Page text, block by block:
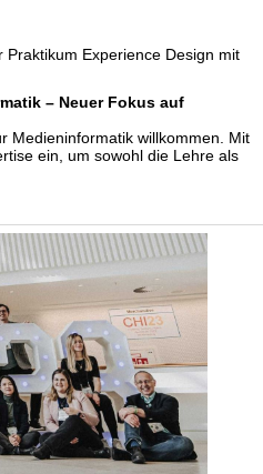
Experience Design mit
– Neuer Fokus auf
Medieninformatik willkommen. Mit
ein, um sowohl die Lehre als